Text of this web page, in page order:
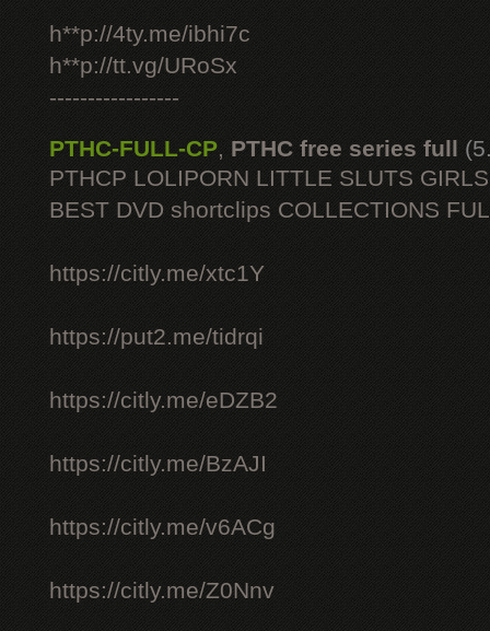
h**p://4ty.me/ibhi7c
h**p://tt.vg/URoSx
-----------------
PTHC-FULL-CP, PTHC free series full
PTHCP LOLIPORN LITTLE SLUTS
BEST DVD shortclips COLLECTIONS
https://citly.me/xtc1Y
https://put2.me/tidrqi
https://citly.me/eDZB2
https://citly.me/BzAJI
https://citly.me/v6ACg
https://citly.me/Z0Nnv